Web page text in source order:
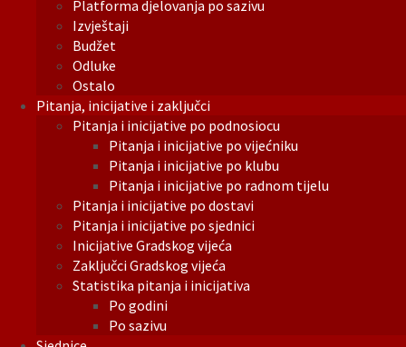
Platforma djelovanja po sazivu
Izvještaji
Budžet
Odluke
Ostalo
Pitanja, inicijative i zaključci
Pitanja i inicijative po podnosiocu
Pitanja i inicijative po vijećniku
Pitanja i inicijative po klubu
Pitanja i inicijative po radnom tijelu
Pitanja i inicijative po dostavi
Pitanja i inicijative po sjednici
Inicijative Gradskog vijeća
Zaključci Gradskog vijeća
Statistika pitanja i inicijativa
Po godini
Po sazivu